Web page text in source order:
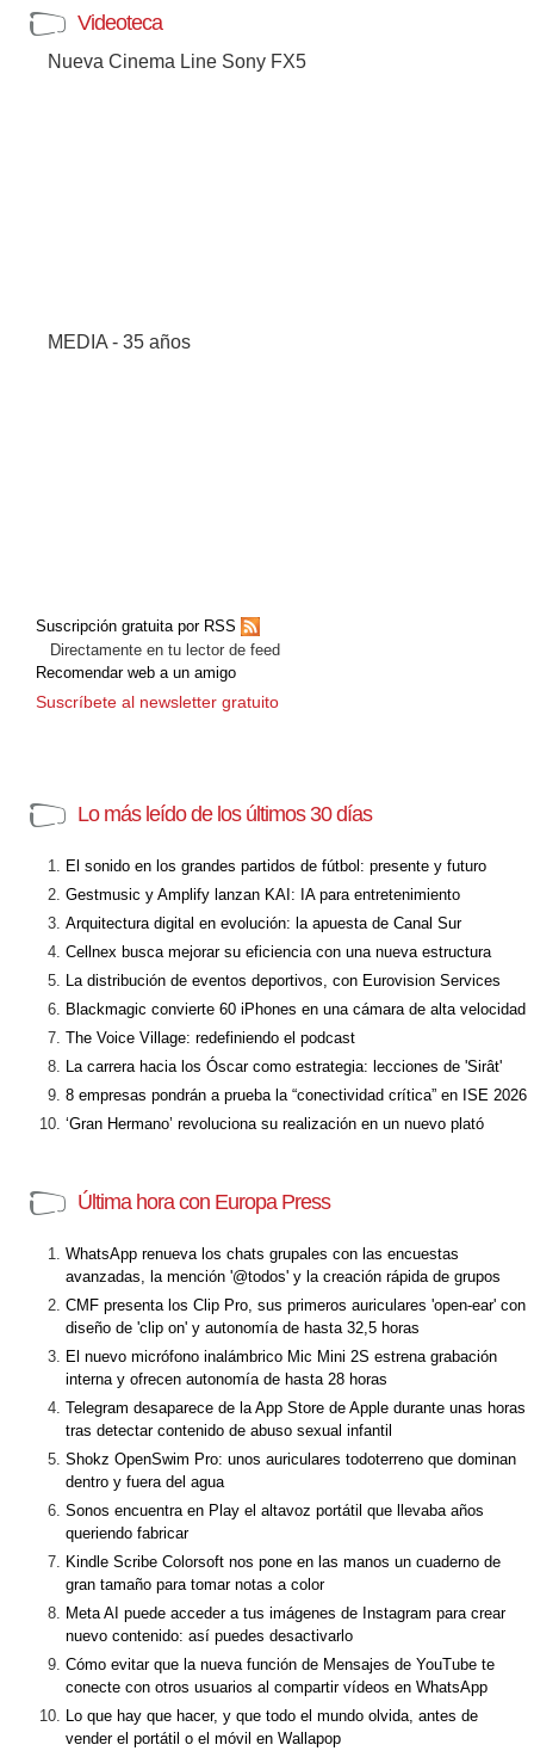
Videoteca
Nueva Cinema Line Sony FX5
MEDIA - 35 años
Suscripción gratuita por RSS
Directamente en tu lector de feed
Recomendar web a un amigo
Suscríbete al newsletter gratuito
Lo más leído de los últimos 30 días
El sonido en los grandes partidos de fútbol: presente y futuro
Gestmusic y Amplify lanzan KAI: IA para entretenimiento
Arquitectura digital en evolución: la apuesta de Canal Sur
Cellnex busca mejorar su eficiencia con una nueva estructura
La distribución de eventos deportivos, con Eurovision Services
Blackmagic convierte 60 iPhones en una cámara de alta velocidad
The Voice Village: redefiniendo el podcast
La carrera hacia los Óscar como estrategia: lecciones de 'Sirât'
8 empresas pondrán a prueba la “conectividad crítica” en ISE 2026
‘Gran Hermano’ revoluciona su realización en un nuevo plató
Última hora con Europa Press
WhatsApp renueva los chats grupales con las encuestas
avanzadas, la mención '@todos' y la creación rápida de grupos
CMF presenta los Clip Pro, sus primeros auriculares 'open-ear' con
diseño de 'clip on' y autonomía de hasta 32,5 horas
El nuevo micrófono inalámbrico Mic Mini 2S estrena grabación
interna y ofrecen autonomía de hasta 28 horas
Telegram desaparece de la App Store de Apple durante unas horas
tras detectar contenido de abuso sexual infantil
Shokz OpenSwim Pro: unos auriculares todoterreno que dominan
dentro y fuera del agua
Sonos encuentra en Play el altavoz portátil que llevaba años
queriendo fabricar
Kindle Scribe Colorsoft nos pone en las manos un cuaderno de
gran tamaño para tomar notas a color
Meta AI puede acceder a tus imágenes de Instagram para crear
nuevo contenido: así puedes desactivarlo
Cómo evitar que la nueva función de Mensajes de YouTube te
conecte con otros usuarios al compartir vídeos en WhatsApp
Lo que hay que hacer, y que todo el mundo olvida, antes de
vender el portátil o el móvil en Wallapop